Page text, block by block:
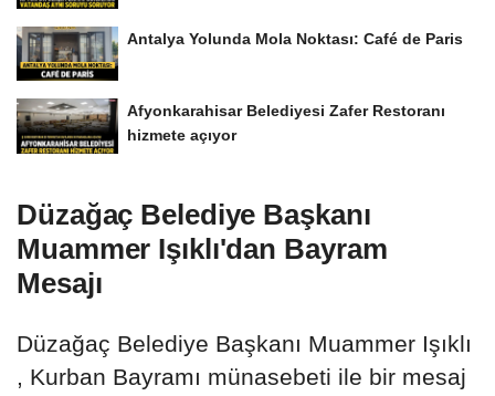
Antalya Yolunda Mola Noktası: Café de Paris
Afyonkarahisar Belediyesi Zafer Restoranı
hizmete açıyor
Düzağaç Belediye Başkanı
Muammer Işıklı'dan Bayram
Mesajı
Düzağaç Belediye Başkanı Muammer Işıklı
, Kurban Bayramı münasebeti ile bir mesaj